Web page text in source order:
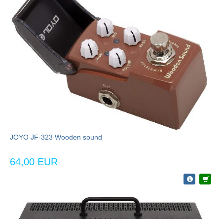
JOYO JF-323 Wooden sound
64,00 EUR